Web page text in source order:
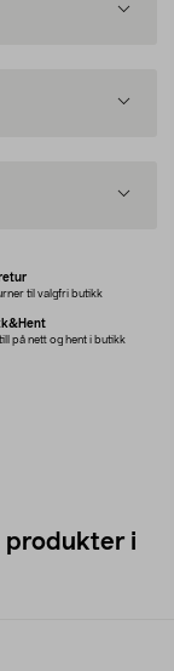
til valgfri butikk
på nett og hent i butikk
produkter i